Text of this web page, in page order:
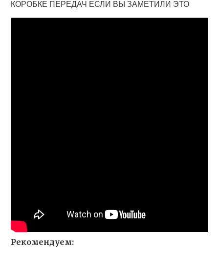
КОРОБКЕ ПЕРЕДАЧ ЕСЛИ ВЫ ЗАМЕТИЛИ ЭТО
Рекомендуем: